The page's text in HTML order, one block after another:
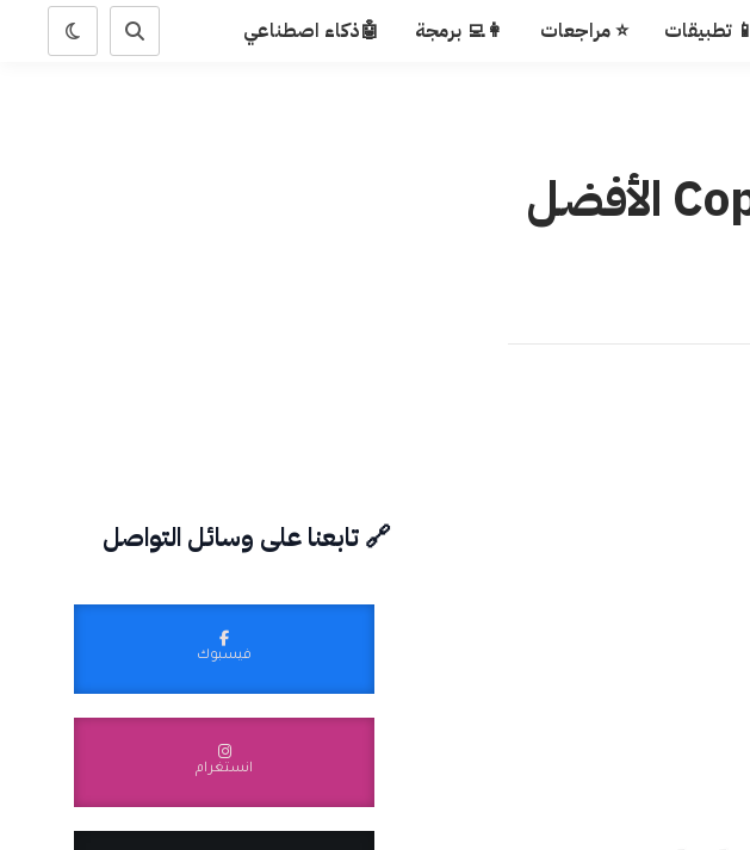
📱 تطبيقات ⭐ مراجعات 👩‍💻 برمجة 🤖ذكاء اصطناعي
7 أسباب تجعل خدمة الذكاء الاصطناعي Copilot الأفضل
🔗 تابعنا على وسائل التواصل
فيسبوك
انستغرام